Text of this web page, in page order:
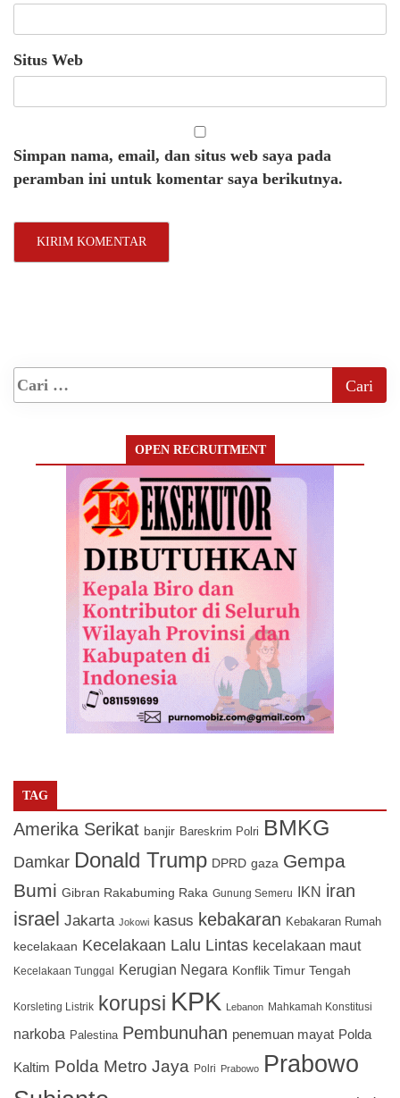
Situs Web
Simpan nama, email, dan situs web saya pada
peramban ini untuk komentar saya berikutnya.
OPEN RECRUITMENT
TAG
Amerika Serikat banjir Bareskrim Polri BMKG
Damkar Donald Trump DPRD gaza Gempa
Bumi Gibran Rakabuming Raka Gunung Semeru IKN iran
israel Jakarta Jokowi kasus kebakaran Kebakaran Rumah
kecelakaan Kecelakaan Lalu Lintas kecelakaan maut
Kecelakaan Tunggal Kerugian Negara Konflik Timur Tengah
Korsleting Listrik korupsi KPK Lebanon Mahkamah Konstitusi
narkoba Palestina Pembunuhan penemuan mayat Polda
Kaltim Polda Metro Jaya Polri Prabowo Prabowo